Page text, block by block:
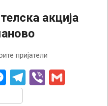
акција
пријатели
Messenger
Telegram
Viber